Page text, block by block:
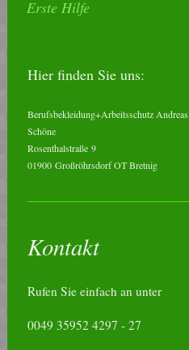
Erste Hilfe
Hier finden Sie uns:
Berufsbekleidung+Arbeitsschutz Andreas
Schöne
Rosenthalstraße 9
01900 Großröhrsdorf OT Bretnig
Kontakt
Rufen Sie einfach an unter
0049 35952 4297 - 27